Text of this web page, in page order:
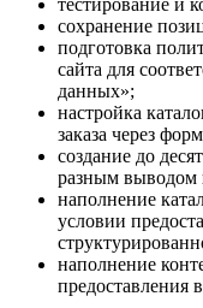
сохранение
подготовка
сайта для
данных»;
настройка
заказа через
создание до
разным выводом
наполнение
условии
наполнение
предоставления